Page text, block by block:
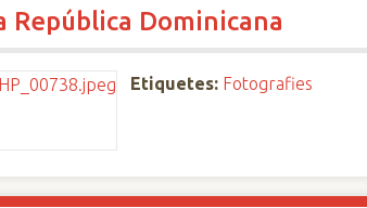
Dominicana
Etiquetes: Fotografies